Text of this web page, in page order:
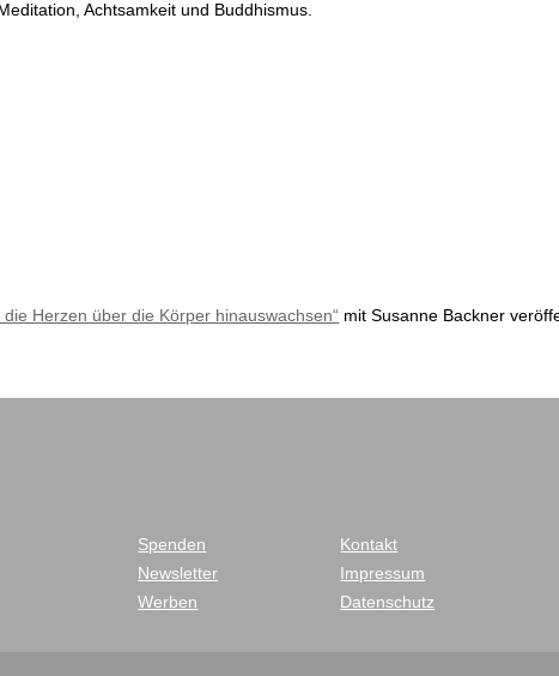
Achtsamkeit und Buddhismus.
Herzen über die Körper hinauswachsen“ mit Susanne Backner
Spenden
Newsletter
Werben
Kontakt
Impressum
Datenschutz